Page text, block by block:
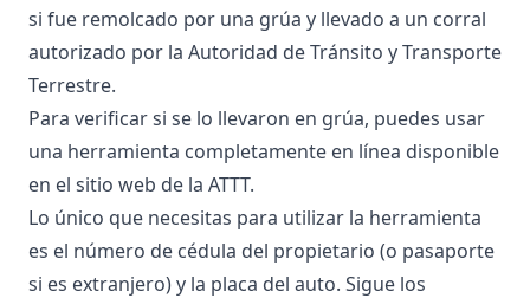
si fue remolcado por una grúa y llevado a un corral
autorizado por la Autoridad de Tránsito y Transporte
Terrestre.
Para verificar si se lo llevaron en grúa, puedes usar
una herramienta completamente en línea disponible
en el sitio web de la ATTT.
Lo único que necesitas para utilizar la herramienta
es el número de cédula del propietario (o pasaporte
si es extranjero) y la placa del auto. Sigue los